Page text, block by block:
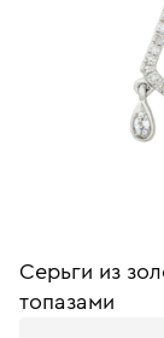
Серьги из
топазами